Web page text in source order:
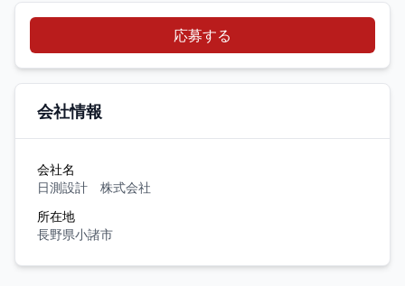
応募する
会社情報
会社名
日測設計 株式会社
所在地
長野県小諸市